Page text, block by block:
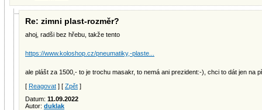
Re: zimni plast-rozměr?
ahoj, radši bez hřebu, takže tento
https://www.koloshop.cz/pneumatiky,-plaste...
ale plášt za 1500,- to je trochu masakr, to nemá ani prezident:-), chci to dát jen na
[ Reagovat ] [ Zpět ]
Datum: 11.09.2022
Autor: duklak